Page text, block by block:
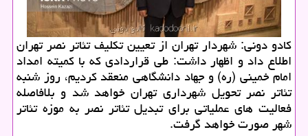
كادو دونی: شهردار تهران از تعیین تكلیف تئاتر نصر تهران
اطلاع داد و اظهار داشت: طی قراردادی كه با كمیته امداد
امام خمینی (ره) و جهاد دانشگاهی منعقد كردیم، روز شنبه
تئاتر نصر تحویل شهرداری تهران خواهد شد و بلافاصله
فعالیت های عملیاتی برای تبدیل تئاتر نصر به موزه تئاتر
شهر صورت خواهد گرفت.